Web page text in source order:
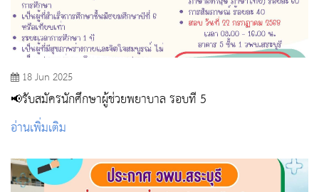
18 Jun 2025
📢รับสมัครนักศึกษาผู้ช่วยพยาบาล รอบที่ 5
อ่านเพิ่มเติม